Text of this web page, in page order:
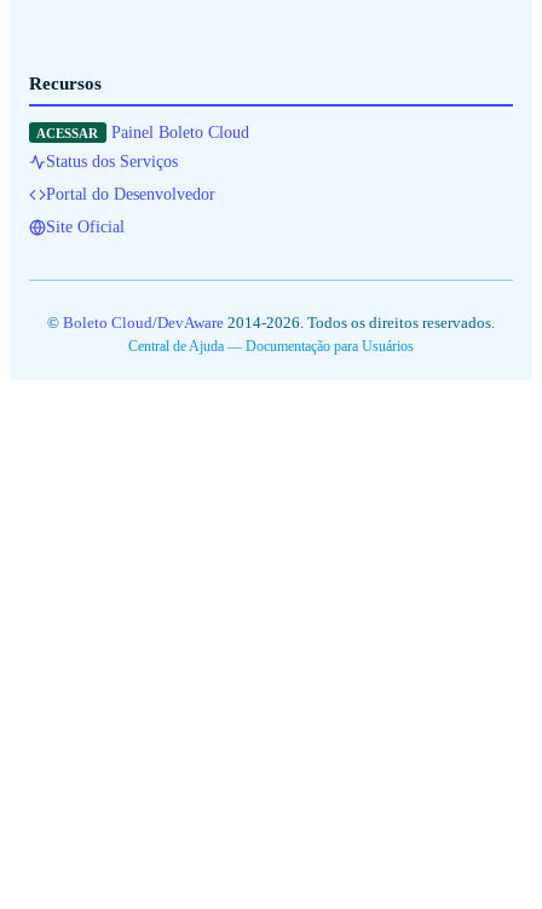
Recursos
ACESSAR
Painel Boleto Cloud
Status dos Serviços
Portal do Desenvolvedor
Site Oficial
© Boleto Cloud/DevAware 2014-2026. Todos os direitos reservados.
Central de Ajuda — Documentação para Usuários